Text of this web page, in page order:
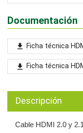
Documentación
file_download Ficha técnica
file_download Ficha técnica
Descripción
Cable HDMI 2.0 y